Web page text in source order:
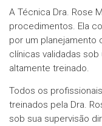
A Técnica Dra. Rose
procedimentos. Ela
por um
clínicas validadas
altamente treinado.
Todos os
treinados pela Dra.
sob sua supervisão